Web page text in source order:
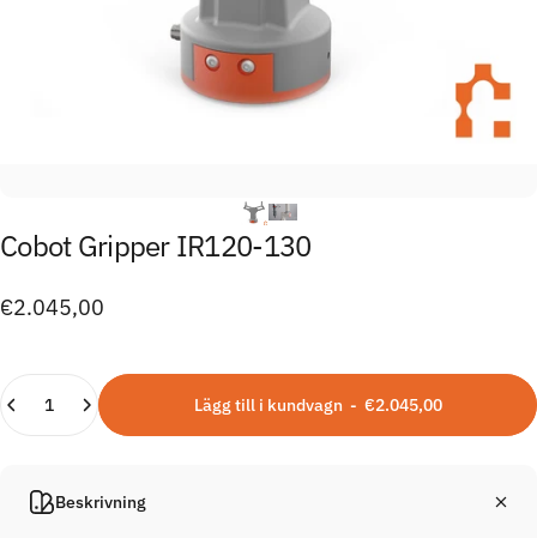
Cobot GripperIR120-130
€2.045,00
Kvantitet
Lägg till i kundvagn - €2.045,00
Beskrivning